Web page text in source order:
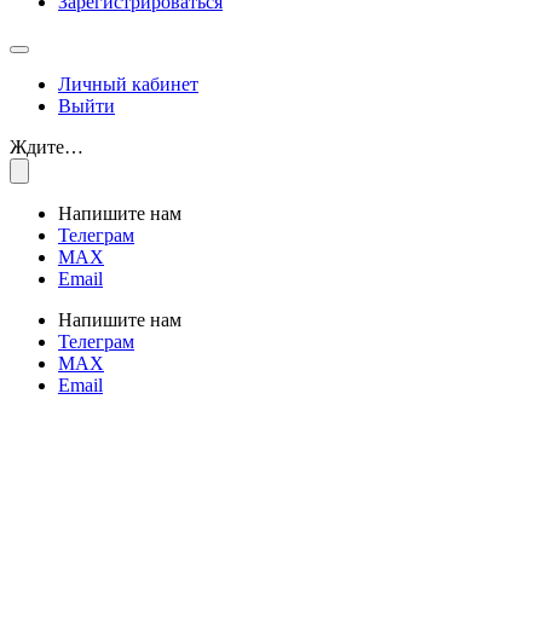
Личный кабинет
Выйти
Ждите…
Напишите нам
Телеграм
MAX
Email
Напишите нам
Телеграм
MAX
Email